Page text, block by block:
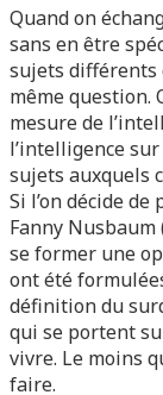
Quand on
sans en être
sujets différents
même
mesure de
l’intelligence
sujets auxquels
Si l’on décide
Fanny
se former une
ont été
définition du
qui se portent
vivre. Le moins
faire.